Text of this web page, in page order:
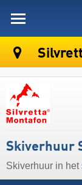
Skiverhuur
Skiverhuur in het